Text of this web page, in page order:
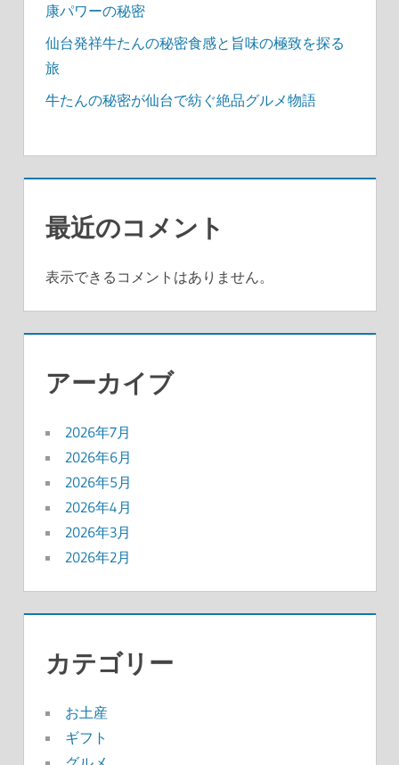
康パワーの秘密
仙台発祥牛たんの秘密食感と旨味の極致を探る
旅
牛たんの秘密が仙台で紡ぐ絶品グルメ物語
最近のコメント
表示できるコメントはありません。
アーカイブ
2026年7月
2026年6月
2026年5月
2026年4月
2026年3月
2026年2月
カテゴリー
お土産
ギフト